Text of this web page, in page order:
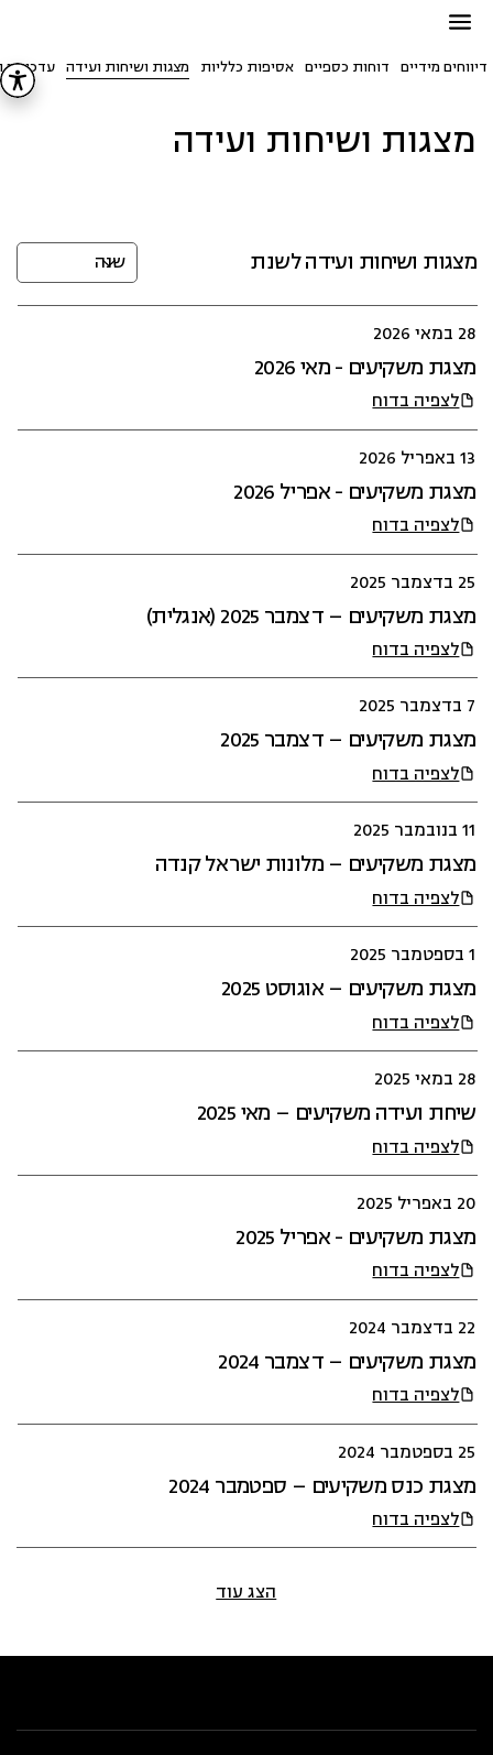
דיווחים מידיים דוחות כספיים אסיפות כלליות מצגות ושיחות ועידה עדכונים
מצגות ושיחות ועידה
מצגות ושיחות ועידה לשנת
28 במאי 2026
מצגת משקיעים - מאי 2026
לצפיה בדוח
13 באפריל 2026
מצגת משקיעים - אפריל 2026
לצפיה בדוח
25 בדצמבר 2025
מצגת משקיעים – דצמבר 2025 (אנגלית)
לצפיה בדוח
7 בדצמבר 2025
מצגת משקיעים – דצמבר 2025
לצפיה בדוח
11 בנובמבר 2025
מצגת משקיעים – מלונות ישראל קנדה
לצפיה בדוח
1 בספטמבר 2025
מצגת משקיעים – אוגוסט 2025
לצפיה בדוח
28 במאי 2025
שיחת ועידה משקיעים – מאי 2025
לצפיה בדוח
20 באפריל 2025
מצגת משקיעים - אפריל 2025
לצפיה בדוח
22 בדצמבר 2024
מצגת משקיעים – דצמבר 2024
לצפיה בדוח
25 בספטמבר 2024
מצגת כנס משקיעים – ספטמבר 2024
לצפיה בדוח
הצג עוד